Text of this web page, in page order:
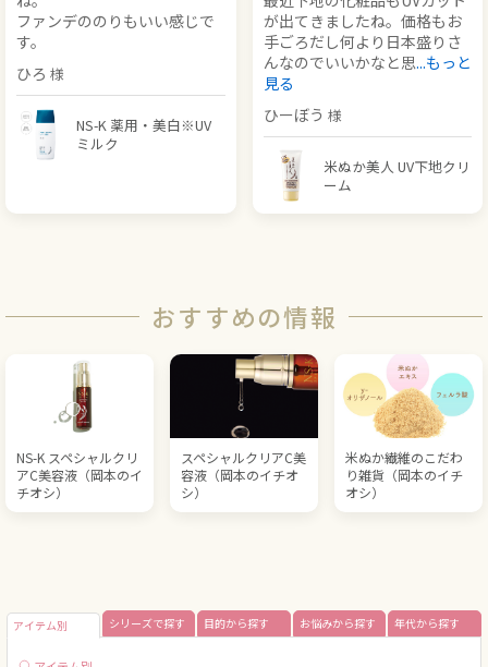
ファンデののりもいい感じで
す。
ひろ
NS-K 薬用・美白※UV
ミルク
が出てきましたね。価格もお
手ごろだし何より日本盛りさ
んなのでいいかなと思...もっと
見る
ひーぼう
米ぬか美人 UV下地クリ
ーム
おすすめの情報
NS-K スペシャルクリ
アC美容液（岡本のイ
チオシ）
スペシャルクリアC美
容液（岡本のイチオ
シ）
米ぬか繊維のこだわ
り雑貨（岡本のイチ
オシ）
アイテム別 シリーズで探す 目的から探す お悩みから探す 年代から探す